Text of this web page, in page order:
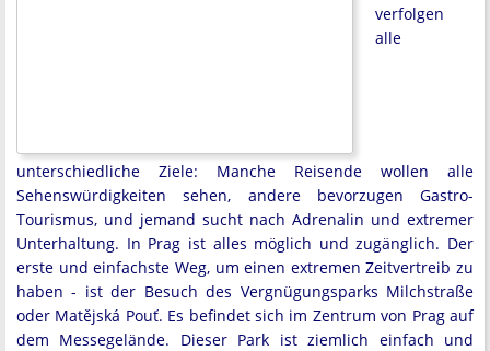
verfolgen
alle
unterschiedliche Ziele: Manche Reisende wollen alle
Sehenswürdigkeiten sehen, andere bevorzugen Gastro-
Tourismus, und jemand sucht nach Adrenalin und extremer
Unterhaltung. In Prag ist alles möglich und zugänglich. Der
erste und einfachste Weg, um einen extremen Zeitvertreib zu
haben - ist der Besuch des Vergnügungsparks Milchstraße
oder Matějská Pouť. Es befindet sich im Zentrum von Prag auf
dem Messegelände. Dieser Park ist ziemlich einfach und